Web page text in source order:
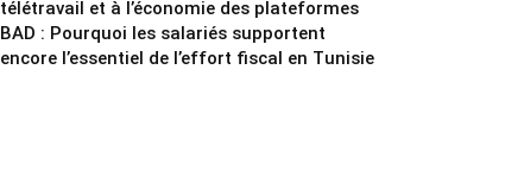
télétravail et à l’économie des plateformes
BAD : Pourquoi les salariés supportent
encore l’essentiel de l’effort fiscal en Tunisie